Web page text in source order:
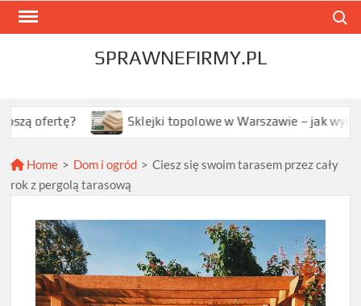
Skip
SPRAWNEFIRMY.PL
Sklejki topolowe w Warszawie – jak wybrać
Home > Dom i ogród > Ciesz się swoim tarasem przez cały
rok z pergolą tarasową